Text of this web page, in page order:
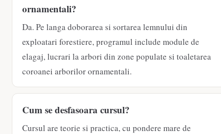
ornamentali?
Da. Pe langa doborarea si sortarea lemnului din
exploatari forestiere, programul include module de
elagaj, lucrari la arbori din zone populate si toaletarea
coroanei arborilor ornamentali.
Cum se desfasoara cursul?
Cursul are teorie si practica, cu pondere mare de